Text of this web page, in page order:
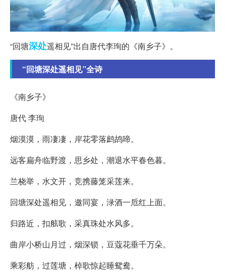
“回塘深处遥相见”出自唐代李珣的《南乡子》。
“回塘深处遥相见”全诗
《南乡子》
唐代 李珣
烟漠漠，雨凄凄，岸花零落鹧鸪啼。
远客扁舟临野渡，思乡处，潮退水平春色暮。
兰桡举，水文开，竞携藤笼采莲来。
回塘深处遥相见，邀同宴，渌酒一卮红上面。
归路近，扣舷歌，采真珠处水风多。
曲岸小桥山月过，烟深锁，豆蔻花垂千万朵。
乘彩舫，过莲塘，棹歌惊起睡鸳鸯。